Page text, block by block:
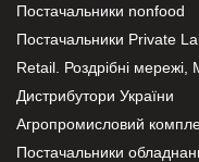
Постачальники nonfood
Постачальники Private
Retail. Роздрібні мережі,
Дистрибутори України
Агропромисловий
Постачальники